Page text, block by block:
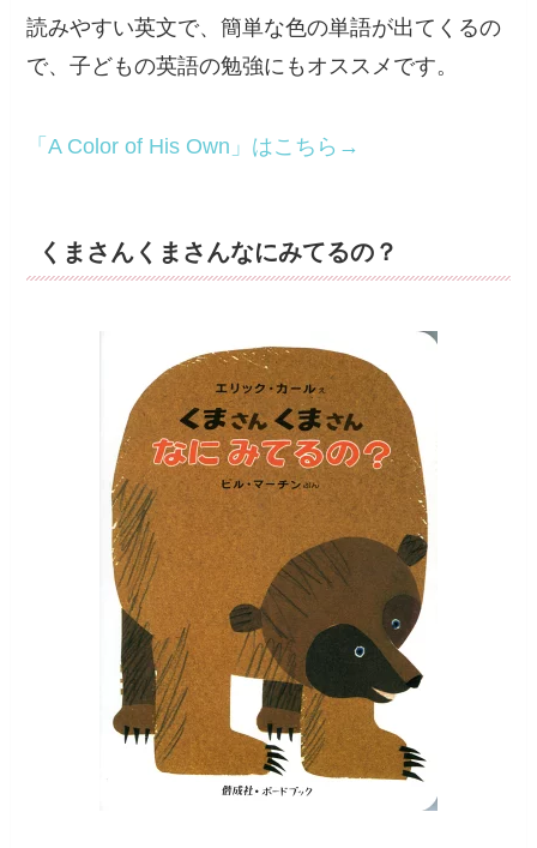
読みやすい英文で、簡単な色の単語が出てくるの
で、子どもの英語の勉強にもオススメです。
「A Color of His Own」はこちら→
くまさんくまさんなにみてるの？